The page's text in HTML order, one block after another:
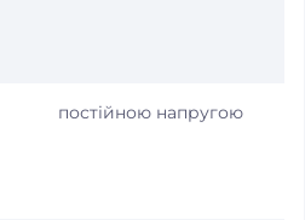
постійною напругою